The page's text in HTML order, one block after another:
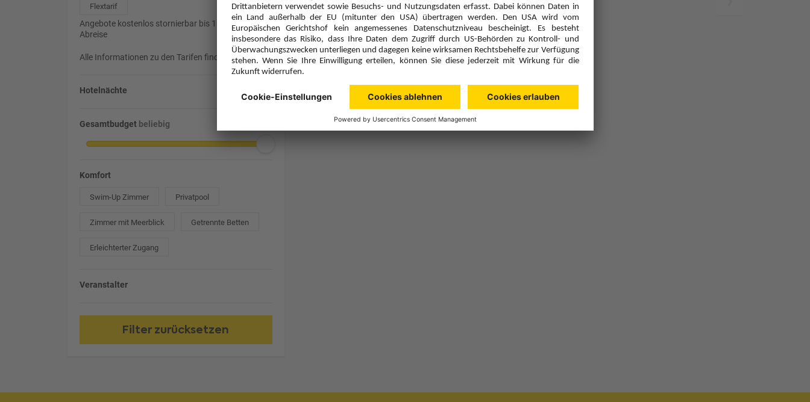
Flextarif
Angebote kostenlos stornierbar bis 1 Tag vor
Abreise
Alle Informationen zu den Tarifen finden Siehier
Hotelnächte
Gesamtbudget beliebig
Komfort
Swim-Up Zimmer Privatpool
Zimmer mit Meerblick Getrennte Betten
Erleichterter Zugang
Veranstalter
Filter zurücksetzen